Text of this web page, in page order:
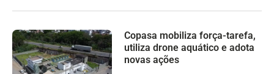
Copasa mobiliza força-tarefa,
utiliza drone aquático e adota
novas ações